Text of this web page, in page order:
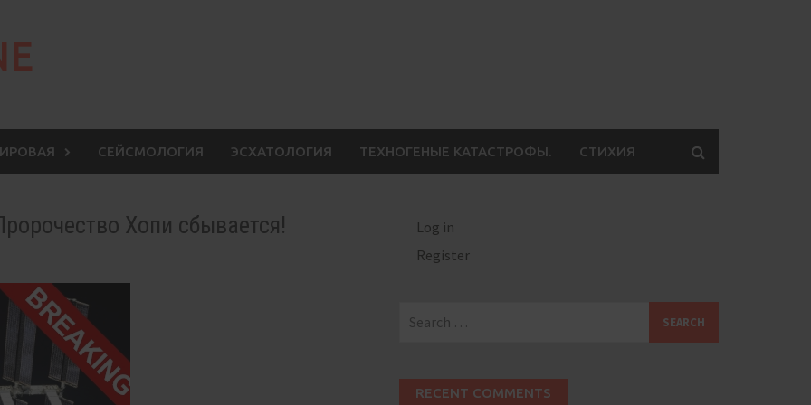
СЕЙСМОЛОГИЯ ЭСХАТОЛОГИЯ ТЕХНОГЕНЫЕ КАТАСТРОФЫ. СТИХИЯ
Хопи сбывается!
Log in
Register
for:
RECENT COMMENTS